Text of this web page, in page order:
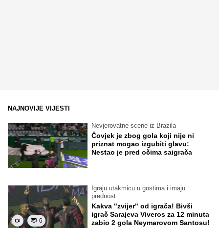
NAJNOVIJE VIJESTI
Nevjerovatne scene iz Brazila
Čovjek je zbog gola koji nije ni
priznat mogao izgubiti glavu:
Nestao je pred očima saigrača
6
Igraju utakmicu u gostima i imaju
prednost
Kakva "zvijer" od igrača! Bivši
igrač Sarajeva Viveros za 12 minuta
zabio 2 gola Neymarovom Santosu!